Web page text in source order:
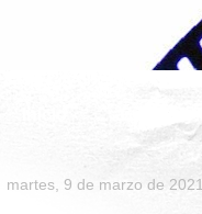
martes, 9 de marzo de 2021